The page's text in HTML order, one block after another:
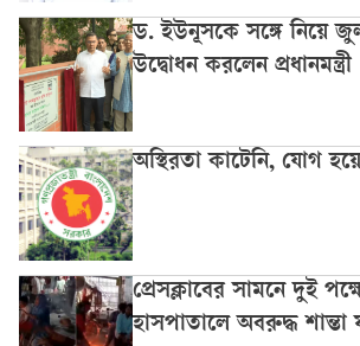
ড. ইউনূসকে সঙ্গে নিয়ে
উদ্বোধন করলেন প্রধানমন্ত্রী
অস্থিরতা কাটেনি, যোগ
প্রেসক্লাবের সামনে দুই
হাসপাতালে অবরুদ্ধ শান্তা